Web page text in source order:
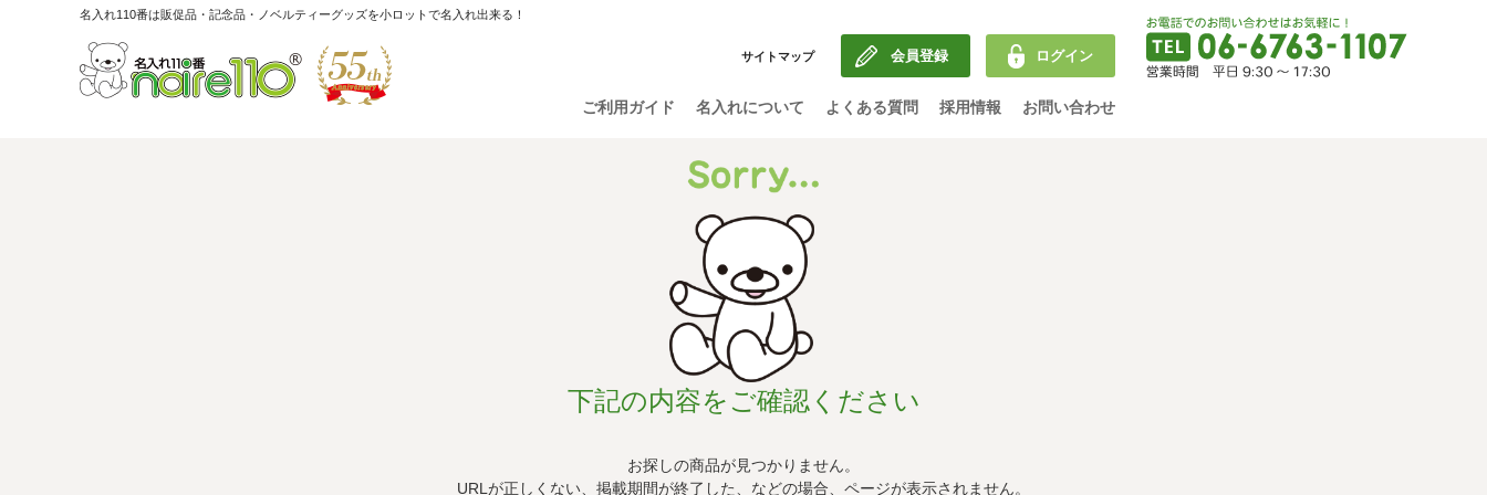
名入れ110番は販促品・記念品・ノベルティーグッズを小ロットで名入れ出来る！
サイトマップ 会員登録 ログイン
ご利用ガイド 名入れについて よくある質問 採用情報 お問い合わせ
下記の内容をご確認ください
お探しの商品が見つかりません。
URLが正しくない、掲載期間が終了した、などの場合、ページが表示されません。